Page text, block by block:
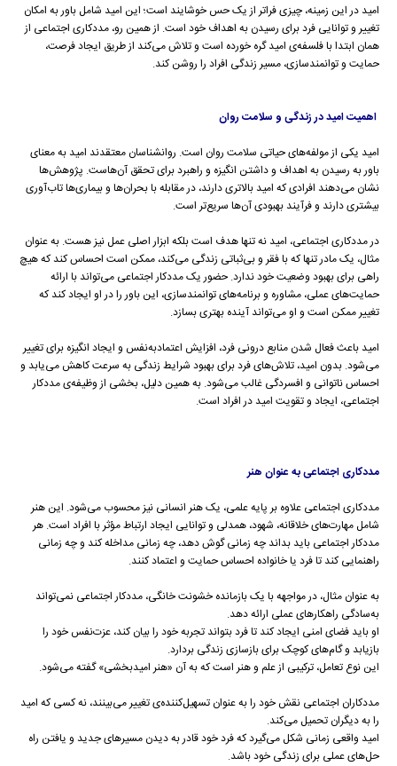
امید در این زمینه، چیزی فراتر از یک حس خوشایند است؛ این امید شامل باور به امکان
تغییر و توانایی فرد برای رسیدن به اهداف خود است. از همین رو، مددکاری اجتماعی از
همان ابتدا با فلسفه‌ی امید گره خورده است و تلاش می‌کند از طریق ایجاد فرصت،
حمایت و توانمندسازی، مسیر زندگی افراد را روشن کند.
اهمیت امید در زندگی و سلامت روان
امید یکی از مولفه‌های حیاتی سلامت روان است. روانشناسان معتقدند امید به معنای
باور به رسیدن به اهداف و داشتن انگیزه و راهبرد برای تحقق آن‌هاست. پژوهش‌ها
نشان می‌دهند افرادی که امید بالاتری دارند، در مقابله با بحران‌ها و بیماری‌ها تاب‌آوری
بیشتری دارند و فرآیند بهبودی آن‌ها سریع‌تر است.
در مددکاری اجتماعی، امید نه تنها هدف است بلکه ابزار اصلی عمل نیز هست. به عنوان
مثال، یک مادر تنها که با فقر و بی‌ثباتی زندگی می‌کند، ممکن است احساس کند که هیچ
راهی برای بهبود وضعیت خود ندارد. حضور یک مددکار اجتماعی می‌تواند با ارائه
حمایت‌های عملی، مشاوره و برنامه‌های توانمندسازی، این باور را در او ایجاد کند که
تغییر ممکن است و او می‌تواند آینده بهتری بسازد.
امید باعث فعال شدن منابع درونی فرد، افزایش اعتمادبه‌نفس و ایجاد انگیزه برای تغییر
می‌شود. بدون امید، تلاش‌های فرد برای بهبود شرایط زندگی به سرعت کاهش می‌یابد و
احساس ناتوانی و افسردگی غالب می‌شود. به همین دلیل، بخشی از وظیفه‌ی مددکار
اجتماعی، ایجاد و تقویت امید در افراد است.
مددکاری اجتماعی به عنوان هنر
مددکاری اجتماعی علاوه بر پایه علمی، یک هنر انسانی نیز محسوب می‌شود. این هنر
شامل مهارت‌های خلاقانه، شهود، همدلی و توانایی ایجاد ارتباط مؤثر با افراد است. هر
مددکار اجتماعی باید بداند چه زمانی گوش دهد، چه زمانی مداخله کند و چه زمانی
راهنمایی کند تا فرد یا خانواده احساس حمایت و اعتماد کنند.
به عنوان مثال، در مواجهه با یک بازمانده خشونت خانگی، مددکار اجتماعی نمی‌تواند
به‌سادگی راهکارهای عملی ارائه دهد.
او باید فضای امنی ایجاد کند تا فرد بتواند تجربه خود را بیان کند، عزت‌نفس خود را
بازیابد و گام‌های کوچک برای بازسازی زندگی بردارد.
این نوع تعامل، ترکیبی از علم و هنر است که به آن «هنر امیدبخشی» گفته می‌شود.
مددکاران اجتماعی نقش خود را به عنوان تسهیل‌کننده‌ی تغییر می‌بینند، نه کسی که امید
را به دیگران تحمیل می‌کند.
امید واقعی زمانی شکل می‌گیرد که فرد خود قادر به دیدن مسیرهای جدید و یافتن راه
حل‌های عملی برای زندگی خود باشد.